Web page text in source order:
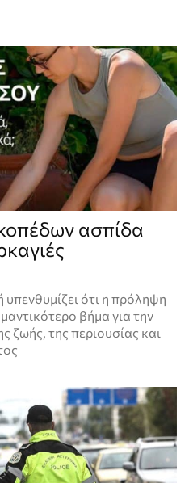
ασπίδα
ότι η πρόληψη
βήμα για την
ζωής, της περιουσίας και